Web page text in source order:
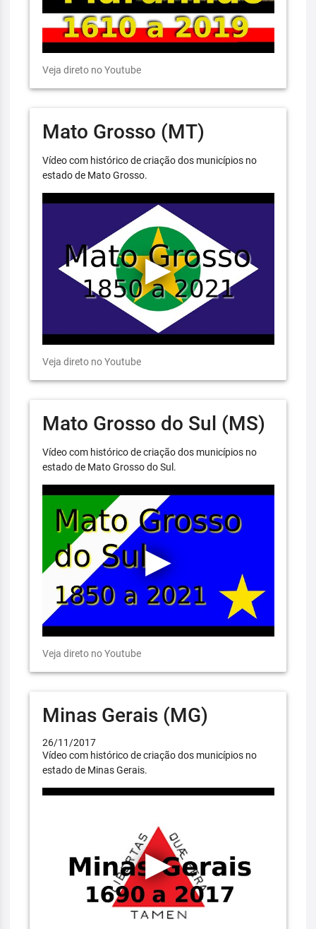
Veja direto no Youtube
Mato Grosso (MT)
Vídeo com histórico de criação dos municípios no
estado de Mato Grosso.
Veja direto no Youtube
Mato Grosso do Sul (MS)
Vídeo com histórico de criação dos municípios no
estado de Mato Grosso do Sul.
Veja direto no Youtube
Minas Gerais (MG)
26/11/2017
Vídeo com histórico de criação dos municípios no
estado de Minas Gerais.